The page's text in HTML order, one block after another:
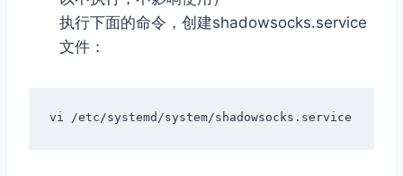
执行下面的命令，创建shadowsocks.service
文件：
vi /etc/systemd /system/shadowsocks . service